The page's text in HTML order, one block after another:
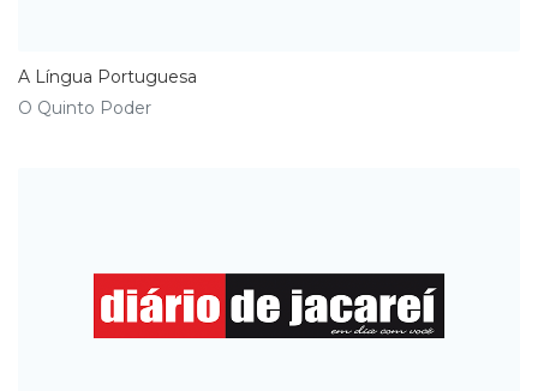
A Língua Portuguesa
O Quinto Poder